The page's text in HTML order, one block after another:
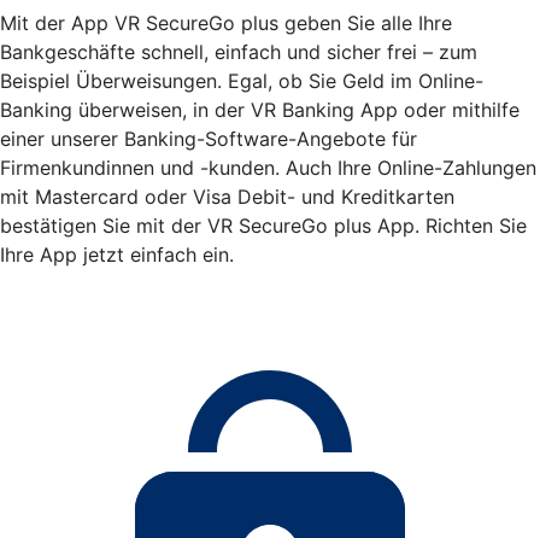
Mit der App VR SecureGo plus geben Sie alle Ihre
Bankgeschäfte schnell, einfach und sicher frei – zum
Beispiel Überweisungen. Egal, ob Sie Geld im Online-
Banking überweisen, in der VR Banking App oder mithilfe
einer unserer Banking-Software-Angebote für
Firmenkundinnen und -kunden. Auch Ihre Online-Zahlungen
mit Mastercard oder Visa Debit- und Kreditkarten
bestätigen Sie mit der VR SecureGo plus App. Richten Sie
Ihre App jetzt einfach ein.